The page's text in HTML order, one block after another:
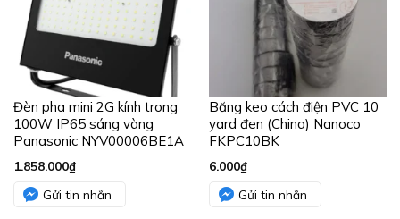
Đèn pha mini 2G kính trong
100W IP65 sáng vàng
Panasonic NYV00006BE1A
1.858.000₫
Gửi tin nhắn
Băng keo cách điện PVC 10
yard đen (China) Nanoco
FKPC10BK
6.000₫
Gửi tin nhắn